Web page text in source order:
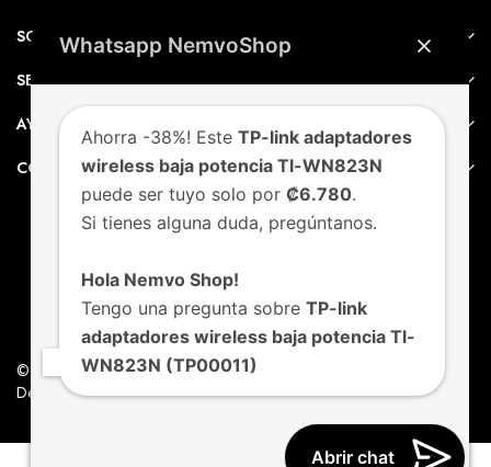
SOBRE NEMVO
SERVICIO AL CLIENTE
AYUDA
CONTACTO
© Nemvo. Todos los derechos Reservados.
Design by Nemvo Agency
Whatsapp NemvoShop
Ahorra -38%! Este TP-link adaptadores
wireless baja potencia Tl-WN823N
puede ser tuyo solo por ₡6.780.
Si tienes alguna duda, pregúntanos.
Hola Nemvo Shop!
Tengo una pregunta sobre TP-link
adaptadores wireless baja potencia Tl-
WN823N (TP00011)
Abrir chat